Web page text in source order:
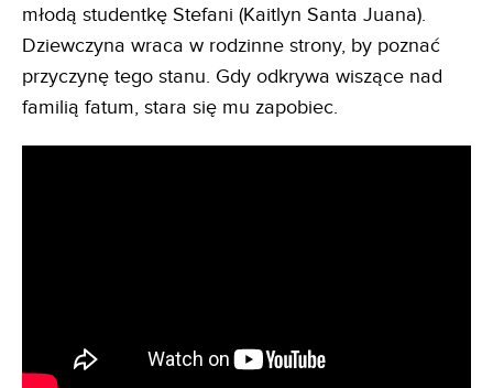
młodą studentkę Stefani (Kaitlyn Santa Juana).
Dziewczyna wraca w rodzinne strony, by poznać
przyczynę tego stanu. Gdy odkrywa wiszące nad
familią fatum, stara się mu zapobiec.